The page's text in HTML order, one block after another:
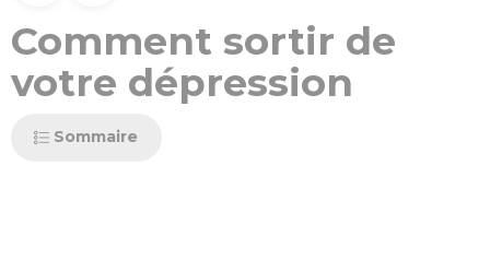
Comment sortir de
votre dépression
Sommaire